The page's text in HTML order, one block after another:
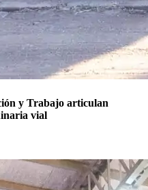
y Trabajo articulan
vial